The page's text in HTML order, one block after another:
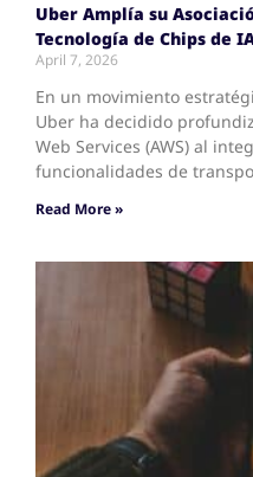
Uber Amplía su
Tecnología de Chips de
April 7, 2026
En un movimiento
Uber ha decidido
Web Services (AWS) al
funcionalidades de
Read More »